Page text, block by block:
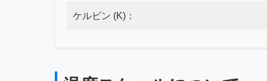
ケルビン (K)：